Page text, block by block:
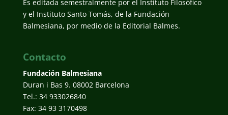
Es editada semestralmente por el Instituto Filosófico
y el Instituto Santo Tomás, de la Fundación
Balmesiana, por medio de la Editorial Balmes.
Contacto
Fundación Balmesiana
Duran i Bas 9. 08002 Barcelona
Tel.: 34 933026840
Fax: 34 93 3170498